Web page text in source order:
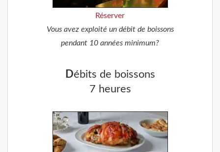
Réserver
Vous avez exploité un débit de boissons
pendant 10 années minimum?
Débits de boissons
7 heures